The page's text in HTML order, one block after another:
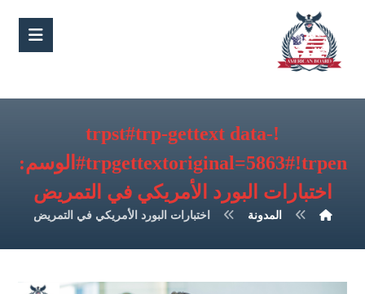
!trpst#trp-gettext data-
trpgettextoriginal=5863#!trpen#الوسم:
اختبارات البورد الأمريكي في التمريض
المدونة اختبارات البورد الأمريكي في التمريض